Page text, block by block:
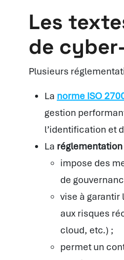
Les
de
Plusieurs
La norme ISO
gestion
l’identification et
La
impose des
de
vise à
aux risques
cloud, etc.) ;
permet un